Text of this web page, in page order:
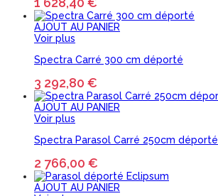
AJOUT AU PANIER
Voir plus
Spectra Carré 300 cm déporté
3 292,80 €
AJOUT AU PANIER
Voir plus
Spectra Parasol Carré 250cm déporté
2 766,00 €
AJOUT AU PANIER